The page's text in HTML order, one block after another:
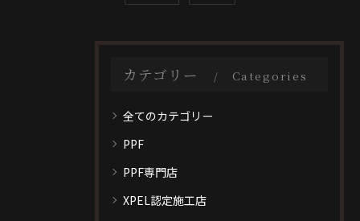
カテゴリー Categories
全てのカテゴリー
PPF
PPF専門店
XPEL認定施工店